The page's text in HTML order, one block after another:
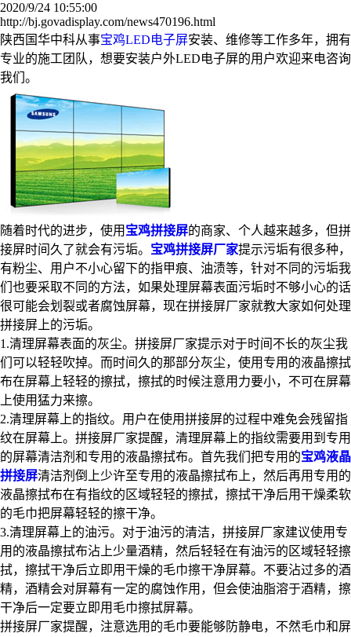
2020/9/24 10:55:00
http://bj.govadisplay.com/news470196.html
陕西国华中科从事宝鸡LED电子屏安装、维修等工作多年，拥有
专业的施工团队，想要安装户外LED电子屏的用户欢迎来电咨询
我们。
随着时代的进步，使用 宝鸡拼接屏的商家、个人越来越多，但拼
接屏时间久了就会有污垢。 宝鸡拼接屏厂家提示污垢有很多种，
有粉尘、用户不小心留下的指甲痕、油渍等，针对不同的污垢我
们也要采取不同的方法，如果处理屏幕表面污垢时不够小心的话
很可能会划裂或者腐蚀屏幕，现在拼接屏厂家就教大家如何处理
拼接屏上的污垢。
1.清理屏幕表面的灰尘。拼接屏厂家提示对于时间不长的灰尘我
们可以轻轻吹掉。而时间久的那部分灰尘，使用专用的液晶擦拭
布在屏幕上轻轻的擦拭，擦拭的时候注意用力要小，不可在屏幕
上使用猛力来擦。
2.清理屏幕上的指纹。用户在使用拼接屏的过程中难免会残留指
纹在屏幕上。拼接屏厂家提醒，清理屏幕上的指纹需要用到专用
的屏幕清洁剂和专用的液晶擦拭布。首先我们把专用的宝鸡液晶
拼接屏清洁剂倒上少许至专用的液晶擦拭布上，然后再用专用的
液晶擦拭布在有指纹的区域轻轻的擦拭，擦拭干净后用干燥柔软
的毛巾把屏幕轻轻的擦干净。
3.清理屏幕上的油污。对于油污的清洁，拼接屏厂家建议使用专
用的液晶擦拭布沾上少量酒精，然后轻轻在有油污的区域轻轻擦
拭，擦拭干净后立即用干燥的毛巾擦干净屏幕。不要沾过多的酒
精，酒精会对屏幕有一定的腐蚀作用，但会使油脂溶于酒精，擦
干净后一定要立即用毛巾擦拭屏幕。
拼接屏厂家提醒，注意选用的毛巾要能够防静电，不然毛巾和屏